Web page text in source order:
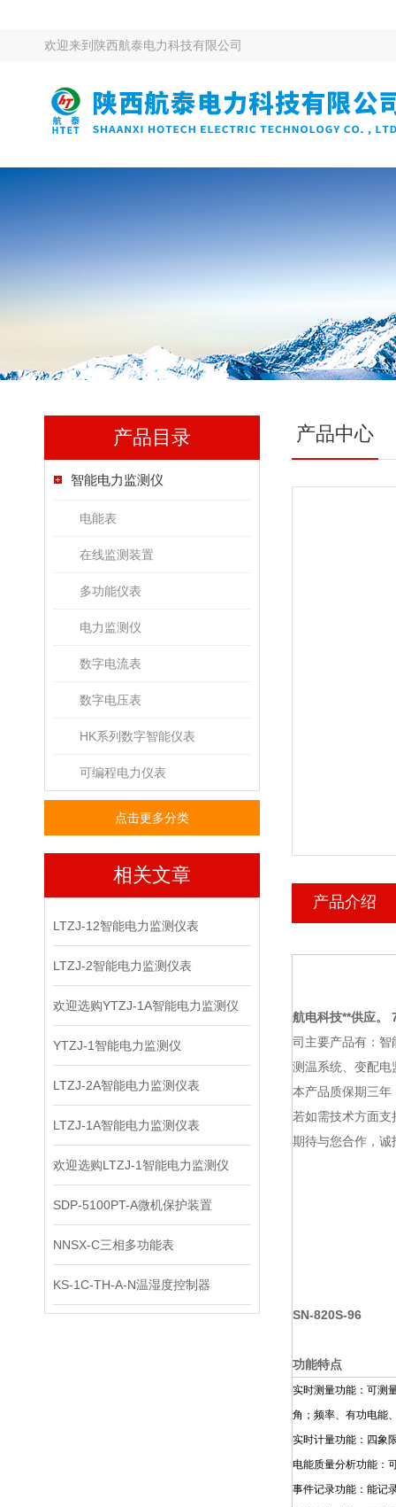
欢迎来到 陕西航泰电力科技有限公司
产品目录
智能电力监测仪
电能表
在线监测装置
多功能仪表
电力监测仪
数字电流表
数字电压表
HK系列数字智能仪表
可编程电力仪表
点击更多分类
相关文章
LTZJ-12智能电力监测仪表
LTZJ-2智能电力监测仪表
欢迎选购YTZJ-1A智能电力监测仪
YTZJ-1智能电力监测仪
LTZJ-2A智能电力监测仪表
LTZJ-1A智能电力监测仪表
欢迎选购LTZJ-1智能电力监测仪
SDP-5100PT-A微机保护装置
NNSX-C三相多功能表
KS-1C-TH-A-N温湿度控制器
产品中心
产品介绍
航电科技**供应。
司主要产品有：智
测温系统、变配电
本产品质保期三年
若如需技术方面
期待与您合作，
SN-820S-96
功能特点
实时测量功能：可测
角；频率、有功电能
实时计量功能：四象
电能质量分析功能：
事件记录功能：能记